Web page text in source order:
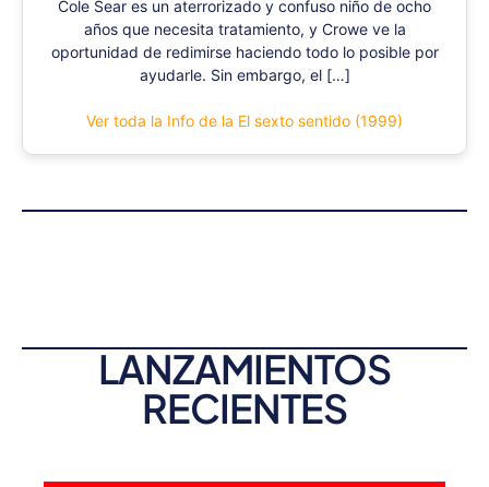
Cole Sear es un aterrorizado y confuso niño de ocho
años que necesita tratamiento, y Crowe ve la
oportunidad de redimirse haciendo todo lo posible por
ayudarle. Sin embargo, el […]
Ver toda la Info de la El sexto sentido (1999)
LANZAMIENTOS
RECIENTES